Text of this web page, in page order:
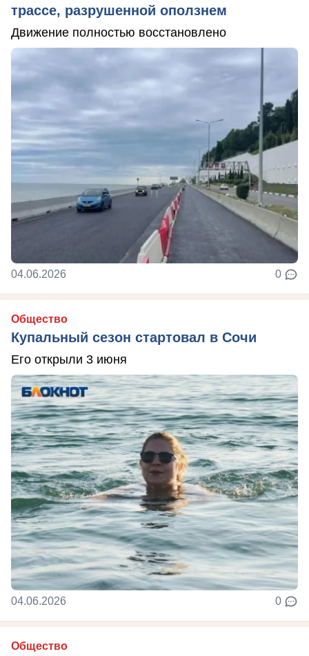
трассе, разрушенной оползнем
Движение полностью восстановлено
04.06.2026 0
Общество
Купальный сезон стартовал в Сочи
Его открыли 3 июня
04.06.2026 0
Общество